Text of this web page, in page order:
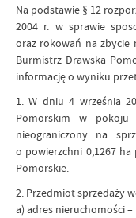
Na podstawie § 12
2004 r. w sprawie
oraz rokowań na zbycie
Burmistrz Drawska
informację o wyniku
1. W dniu 4 września
Pomorskim w pokoju
nieograniczony na
o powierzchni 0,1267
Pomorskie.
2. Przedmiot sprzedaży
a) adres nieruchomości